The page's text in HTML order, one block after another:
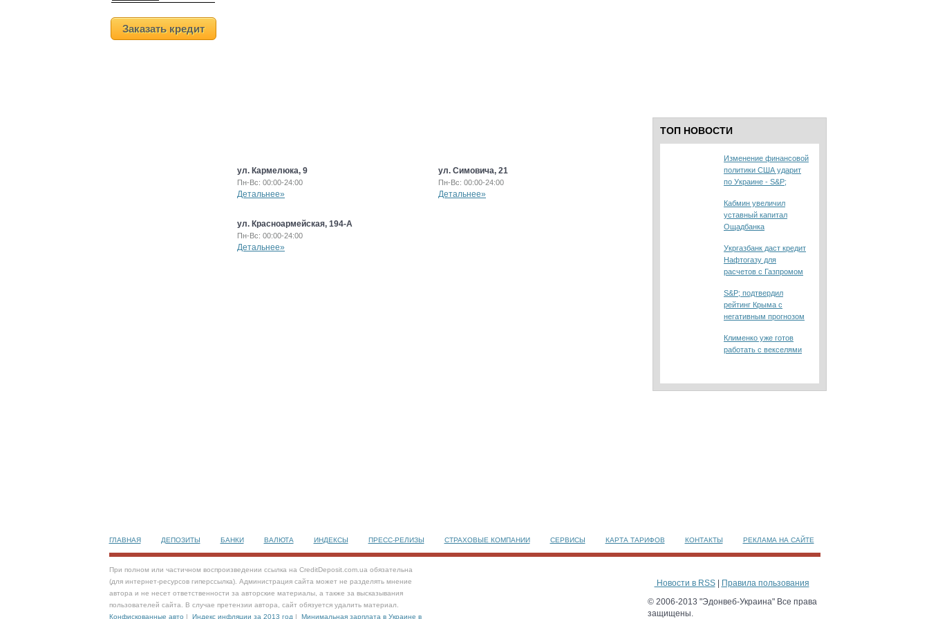
Заказать кредит
ул. Кармелюка, 9
Пн-Вс: 00:00-24:00
Детальнее»
ул. Симовича, 21
Пн-Вс: 00:00-24:00
Детальнее»
ул. Красноармейская, 194-А
Пн-Вс: 00:00-24:00
Детальнее»
ТОП НОВОСТИ
Изменение финансовой
политики США ударит
по Украине - S&P;
Кабмин увеличил
уставный капитал
Ощадбанка
Укргазбанк даст кредит
Нафтогазу для
расчетов с Газпромом
S&P; подтвердил
рейтинг Крыма с
негативным прогнозом
Клименко уже готов
работать с векселями
ГЛАВНАЯ ДЕПОЗИТЫ БАНКИ ВАЛЮТА ИНДЕКСЫ ПРЕСС-РЕЛИЗЫ СТРАХОВЫЕ КОМПАНИИ СЕРВИСЫ КАРТА ТАРИФОВ КОНТАКТЫ РЕКЛАМА НА САЙТЕ
При полном или частичном воспроизведении ссылка на CreditDeposit.com.ua обязательна
(для интернет-ресурсов гиперссылка). Администрация сайта может не разделять мнение
автора и не несет ответственности за авторские материалы, а также за высказывания
пользователей сайта. В случае претензии автора, сайт обязуется удалить материал.
Конфискованные авто | Индекс инфляции за 2013 год | Минимальная зарплата в Украине в
Новости в RSS|
Правила пользования
© 2006-2013 "Эдонвеб-Украина" Все права
защищены.